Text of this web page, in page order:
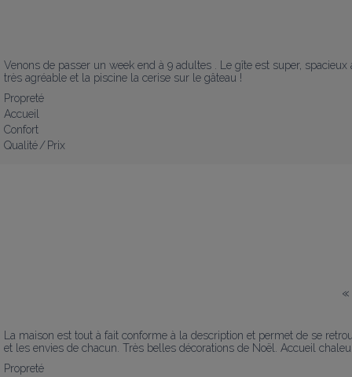
Venons de passer un week end à 9 adultes . Le gîte est super,
très agréable et la piscine la cerise sur le gâteau !
Propreté
Accueil
Confort
Qualité / Prix
«
La maison est tout à fait conforme à la description et permet de se
et les envies de chacun. Très belles décorations de Noël. Accueil
Propreté